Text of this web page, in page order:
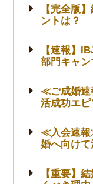
【完全版
ントは？
【速報】
部門キャン
≪ご成婚速
活成功エピ
≪入会速報
婚へ向けて
【重要】